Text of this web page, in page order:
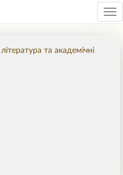
та академічні